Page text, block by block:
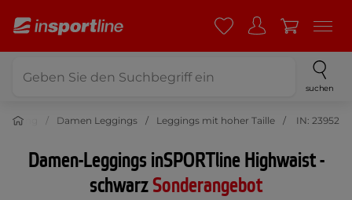
suchen
Damen Leggings Leggings mit hoher Taille IN: 23952
Damen-Leggings inSPORTline Highwaist -
schwarzSonderangebot